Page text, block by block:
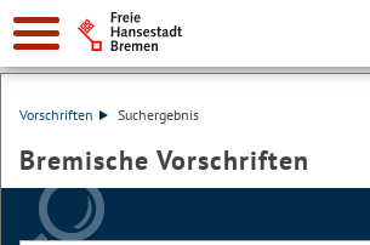
Vorschriften Suchergebnis
Bremische Vorschriften